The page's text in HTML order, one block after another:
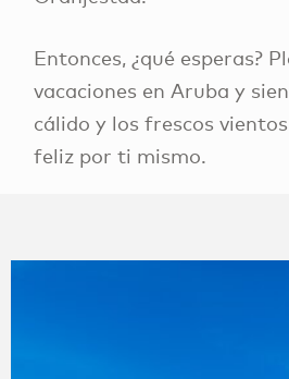
Entonces, ¿qué esperas?
vacaciones en Aruba y
cálido y los frescos
feliz por ti mismo.